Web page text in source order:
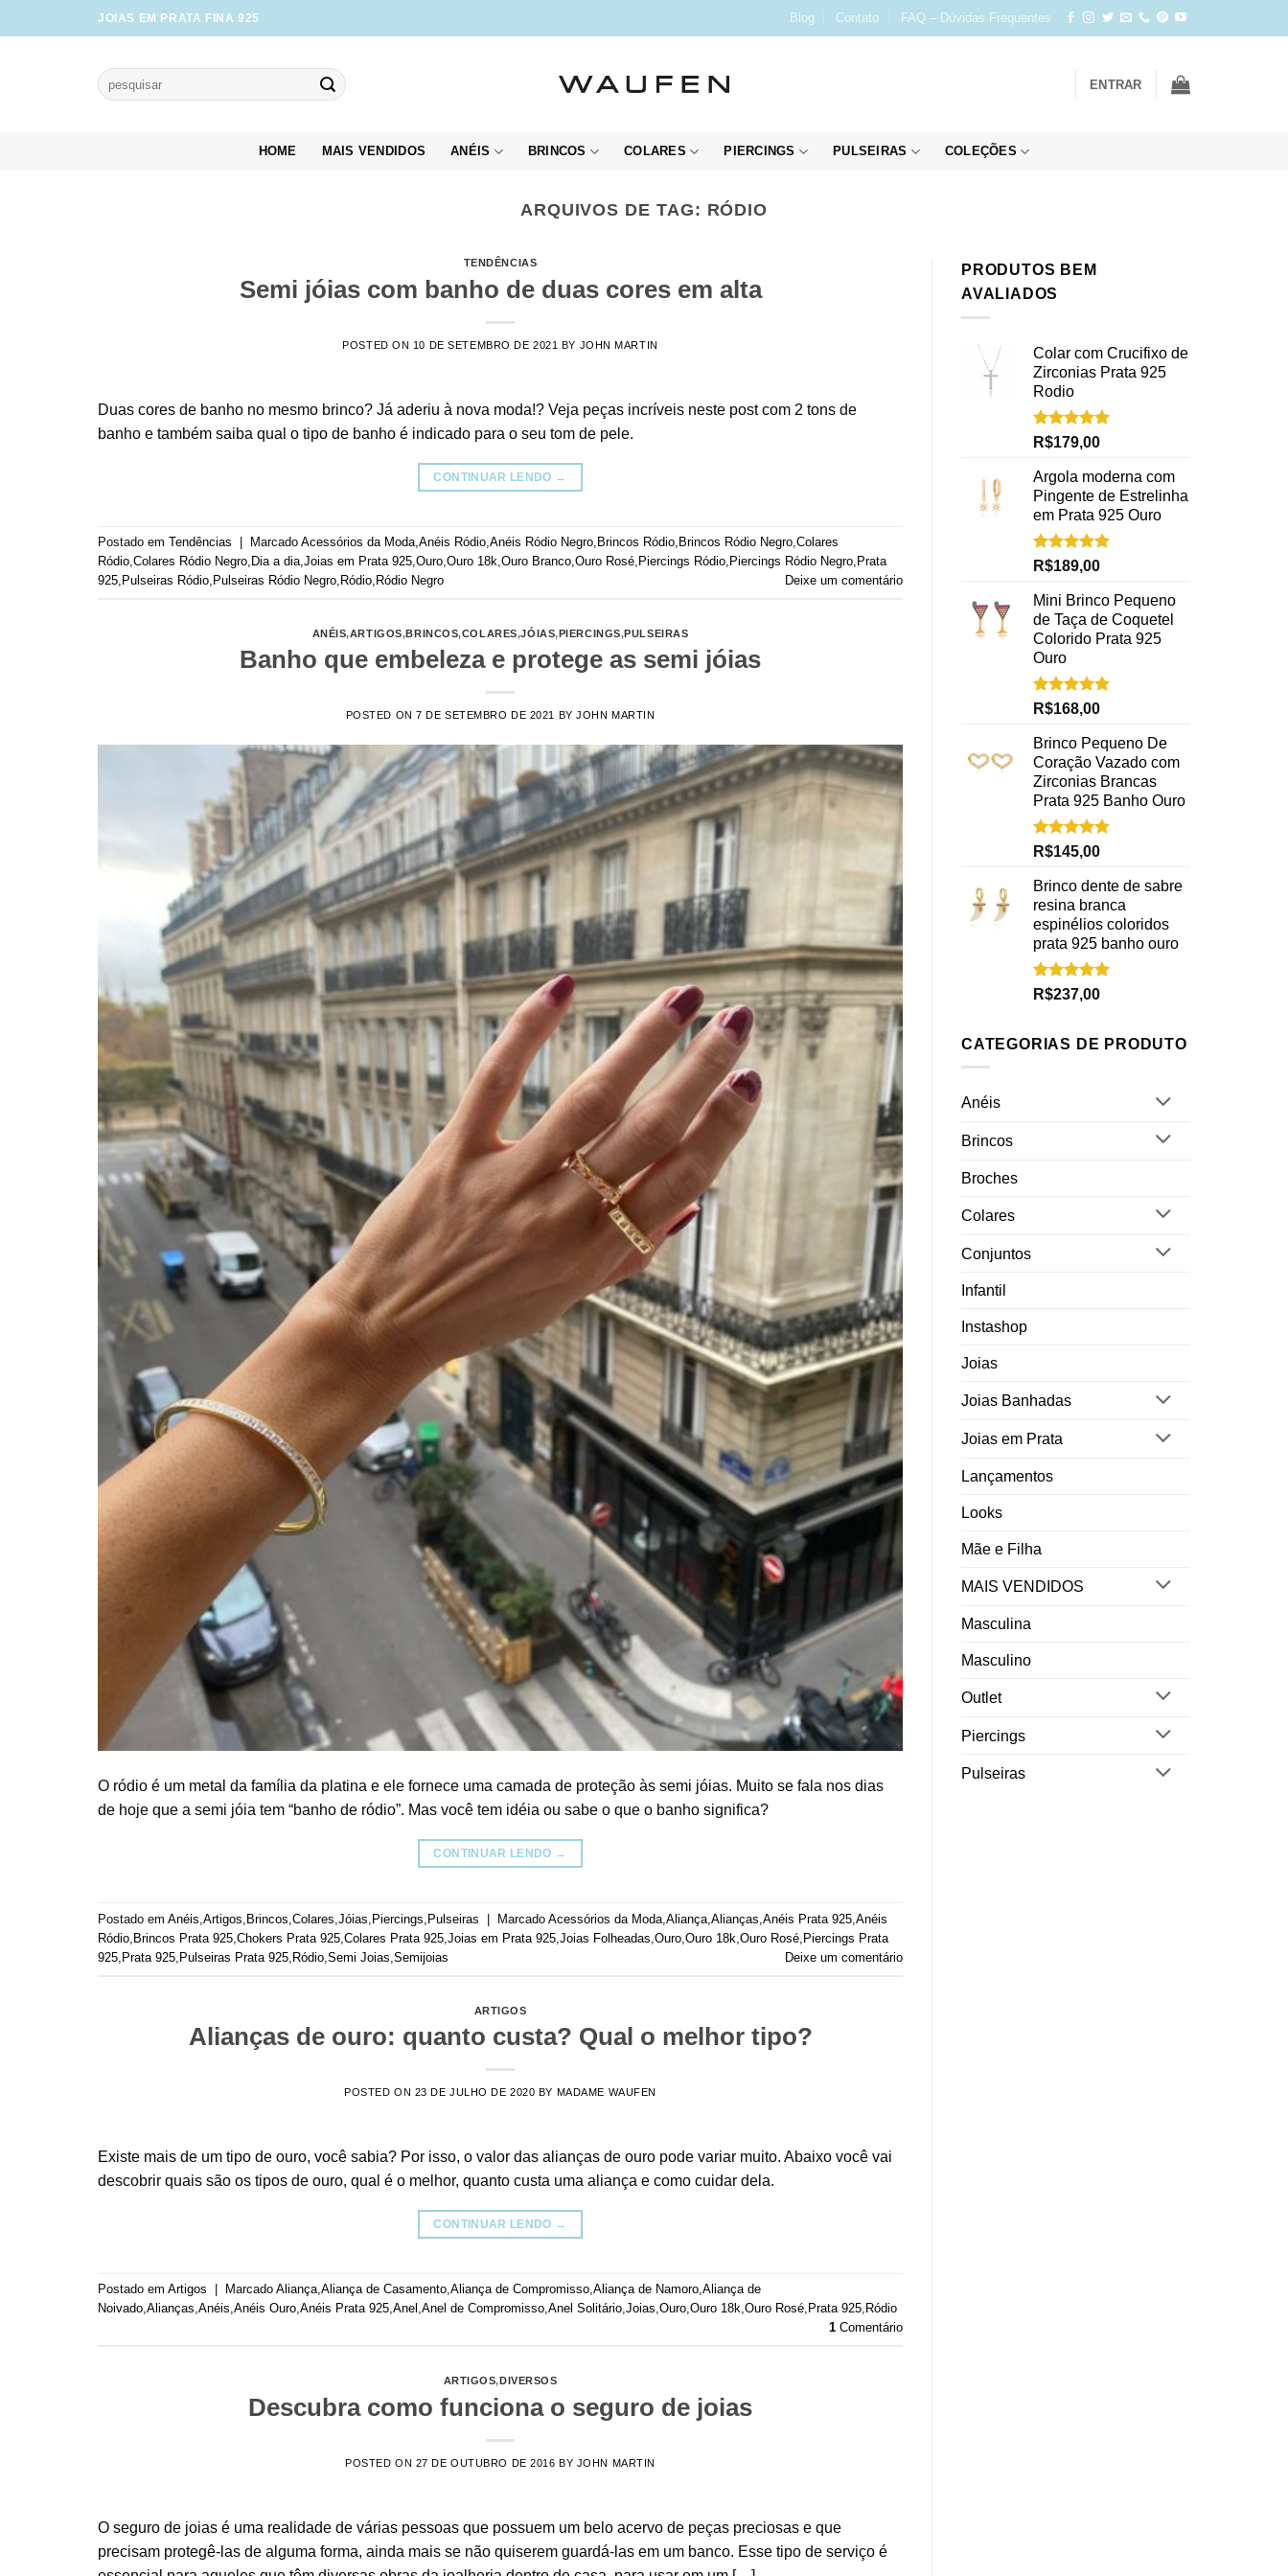
to
JOIAS EM PRATA FINA 925 Blog Contato FAQ – Dúvidas Frequentes
Pesquisar
por:
ENTRAR
HOME MAIS VENDIDOS ANÉIS BRINCOS COLARES PIERCINGS PULSEIRAS COLEÇÕES
ARQUIVOS DE TAG: RÓDIO
TENDÊNCIAS
Semi jóias com banho de duas cores em alta
POSTED ON 10 DE SETEMBRO DE 2021 BY JOHN MARTIN
Duas cores de banho no mesmo brinco? Já aderiu à nova moda!? Veja peças incríveis neste post com 2 tons de
banho e também saiba qual o tipo de banho é indicado para o seu tom de pele.
CONTINUAR LENDO →
Postado em Tendências Marcado Acessórios da Moda,Anéis Ródio,Anéis Ródio Negro, Brincos Ródio, Brincos Ródio Negro,Colares
Ródio,Colares Ródio Negro, Dia a dia,Joias em Prata 925,Ouro,Ouro 18k,Ouro Branco,Ouro Rosé, Piercings Ródio, Piercings Ródio Negro, Prata
925, Pulseiras Ródio, Pulseiras Ródio Negro, Ródio, Ródio Negro Deixe um comentário
ANÉIS,ARTIGOS,BRINCOS,COLARES,JÓIAS,PIERCINGS,PULSEIRAS
Banho que embeleza e protege as semi jóias
POSTED ON7 DE SETEMBRO DE 2021 BYJOHN MARTIN
O ródio é um metal da família da platina e ele fornece uma camada de proteção às semi jóias. Muito se fala nos dias
de hoje que a semi jóia tem “banho de ródio”. Mas você tem idéia ou sabe o que o banho significa?
CONTINUAR LENDO →
Postado em Anéis Artigos Brincos Colares Jóias Piercings Pulseiras Marcado Acessórios da Moda Aliança Alianças Anéis Prata 925 Anéis
Ródio Brincos Prata 925 Chokers Prata 925 Colares Prata 925 Joias em Prata 925 Joias Folheadas Ouro Ouro 18k Ouro Rosé Piercings Prata
925 Prata 925 Pulseiras Prata 925 Ródio Semi Joias Semijoias Deixe um comentário
ARTIGOS
Alianças de ouro: quanto custa? Qual o melhor tipo?
POSTED ON 23 DE JULHO DE 2020 BY MADAME WAUFEN
Existe mais de um tipo de ouro, você sabia? Por isso, o valor das alianças de ouro pode variar muito. Abaixo você vai
descobrir quais são os tipos de ouro, qual é o melhor, quanto custa uma aliança e como cuidar dela.
CONTINUAR LENDO →
Postado em Artigos Marcado Aliança,Aliança de Casamento,Aliança de Compromisso,Aliança de Namoro,Aliança de
Noivado,Alianças,Anéis,Anéis Ouro,Anéis Prata 925,Anel ,Anel de Compromisso,Anel Solitário,Joias,Ouro,Ouro 18k,Ouro Rosé, Prata 925, Ródio
1 Comentário
ARTIGOS,DIVERSOS
Descubra como funciona o seguro de joias
POSTED ON 27 DE OUTUBRO DE 2016 BY JOHN MARTIN
O seguro de joias é uma realidade de várias pessoas que possuem um belo acervo de peças preciosas e que
precisam protegê-las de alguma forma, ainda mais se não quiserem guardá-las em um banco. Esse tipo de serviço é
PRODUTOS BEM
AVALIADOS
Colar com Crucifixo de
Zirconias Prata 925
Rodio
Avaliação
R$179,00
Argola moderna com
Pingente de Estrelinha
em Prata 925 Ouro
Avaliação
R$189,00
Mini Brinco Pequeno
de Taça de Coquetel
Colorido Prata 925
Ouro
Avaliação
R$168,00
Brinco Pequeno De
Coração Vazado com
Zirconias Brancas
Prata 925 Banho Ouro
Avaliação
R$145,00
Brinco dente de sabre
resina branca
espinélios coloridos
prata 925 banho ouro
Avaliação
R$237,00
CATEGORIAS DE PRODUTO
Anéis
Brincos
Broches
Colares
Conjuntos
Infantil
Instashop
Joias
Joias Banhadas
Joias em Prata
Lançamentos
Looks
Mãe e Filha
MAIS VENDIDOS
Masculina
Masculino
Outlet
Piercings
Pulseiras